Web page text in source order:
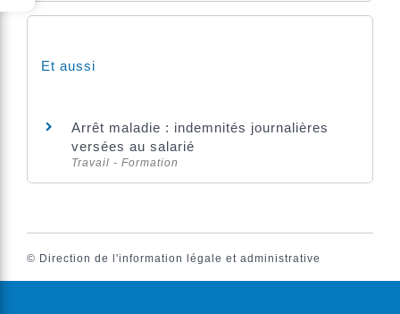
Et aussi
Arrêt maladie : indemnités journalières
versées au salarié
Travail - Formation
© Direction de l'information légale et administrative